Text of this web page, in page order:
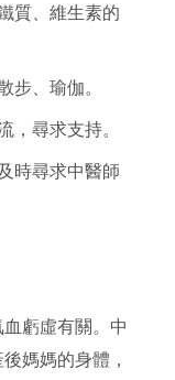
質、維生素的
、瑜伽。
尋求支持。
時尋求中醫師
虧虛有關。中
媽媽的身體，